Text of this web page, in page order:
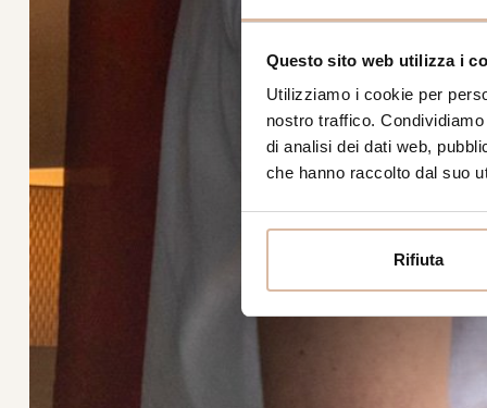
Questo sito web utilizza i
Utilizziamo i cookie per
nostro traffico.
di analisi dei dati web,
che hanno raccolto dal suo
Rifiuta